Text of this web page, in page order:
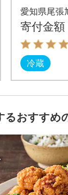
メン詰
ット
愛知県尾張
寄付金額
冷蔵
るおすすめ